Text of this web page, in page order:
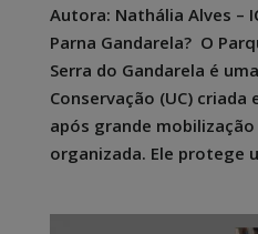
Autora: Nathália Alves –
Parna Gandarela? O
Serra do Gandarela é
Conservação (UC)
após grande
organizada. Ele protege